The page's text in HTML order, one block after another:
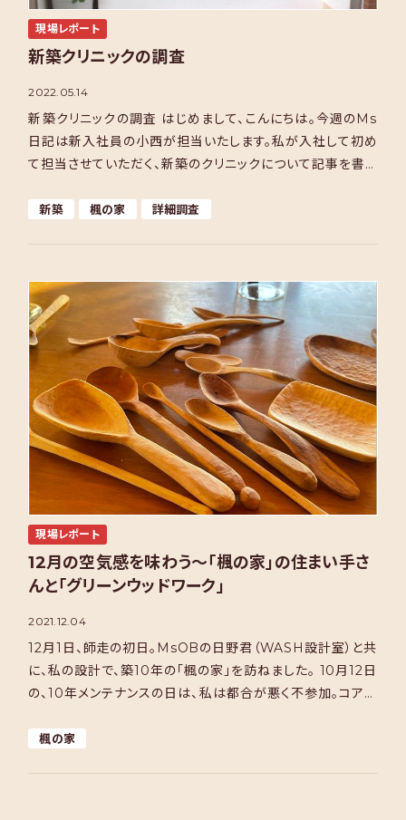
現場レポート
新築クリニックの調査
2022.05.14
新築クリニックの調査 はじめまして、こんにちは。今週のMs
日記は新入社員の小西が担当いたします。私が入社して初め
て担当させていただく、新築のクリニックについて記事を書き
新築 楓の家 詳細調査
現場レポート
12月の空気感を味わう～「楓の家」の住まい手さ
んと「グリーンウッドワーク」
2021.12.04
12月1日、師走の初日。MsOBの日野君（WASH設計室）と共
に、私の設計で、築10年の「楓の家」を訪ねました。 10月12日
の、10年メンテナンスの日は、私は都合が悪く不参加。コアー
楓の家